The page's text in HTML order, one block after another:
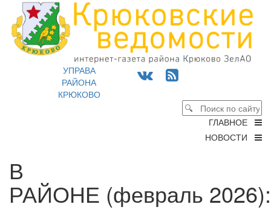
УПРАВА
РАЙОНА
КРЮКОВО
ГЛАВНОЕ
НОВОСТИ
В
РАЙОНЕ (февраль 2026):